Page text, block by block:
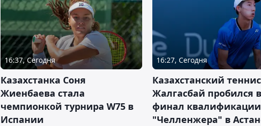
16:37, Сегодня
Казахстанка Соня
Жиенбаева стала
чемпионкой турнира W75 в
Испании
16:27, Сегодня
Казахстанский
Жалгасбай пробился в
финал квалификации
"Челленжера" в